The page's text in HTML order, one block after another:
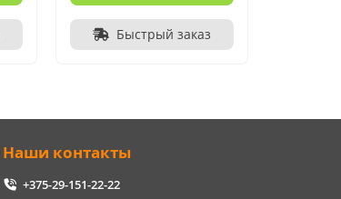
Быстрый заказ
Наши контакты
+375-29-151-22-22